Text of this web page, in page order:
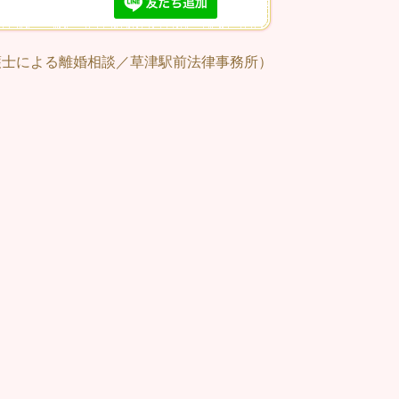
士による離婚相談／草津駅前法律事務所）